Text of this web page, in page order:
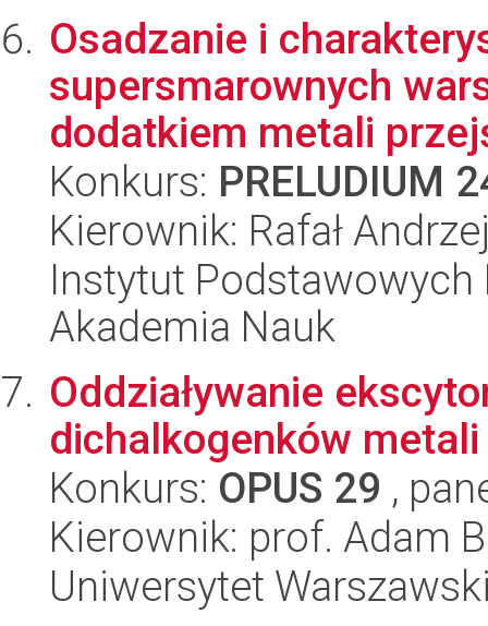
Osadzanie i
supersmarownych
dodatkiem metali
Konkurs: PRELUDIUM
Kierownik: Rafał
Instytut
Akademia Nauk
Oddziaływanie
dichalkogenków
Konkurs: OPUS 29 ,
Kierownik: prof. Adam
Uniwersytet